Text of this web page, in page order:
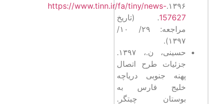
۱۳۹۶. https://www.tinn.ir/fa/tiny/news-
157627. (تاریخ
مراجعه: ۲۹/ ۱۰/
۱۳۹۷).
حسینی، ن.، ۱۳۹۷.
جزئیات طرح اتصال
پهنه جنوبی دریاچه
خلیج فارس به
بوستان چیتگر.